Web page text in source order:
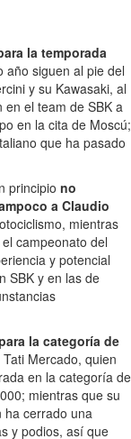
la temporada
año siguen al pie del
y su Kawasaki, al
el team de SBK a
en la cita de Moscú;
que ha pasado
principio no
a Claudio
mientras
campeonato del
y potencial
SBK y en las de
la categoría de
Mercado, quien
en la categoría de
mientras que su
ha cerrado una
y podios, así que